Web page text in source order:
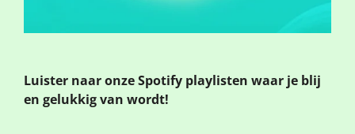
Luister naar onze Spotify playlisten waar je blij
en gelukkig van wordt!